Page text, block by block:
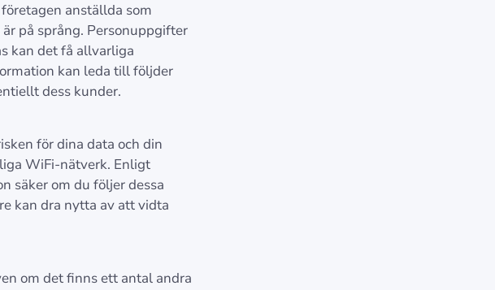
anställda som
på språng. Personuppgifter
kan det få allvarliga
kan leda till följder
dess kunder.
för dina data och din
WiFi-nätverk. Enligt
säker om du följer dessa
kan dra nytta av att vidta
om det finns ett antal andra